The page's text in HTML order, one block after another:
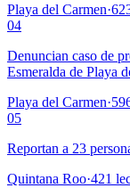
Playa del Carmen·
04
Denuncian caso de
Esmeralda de Playa
Playa del Carmen·
05
Reportan a 23
Quintana Roo·421